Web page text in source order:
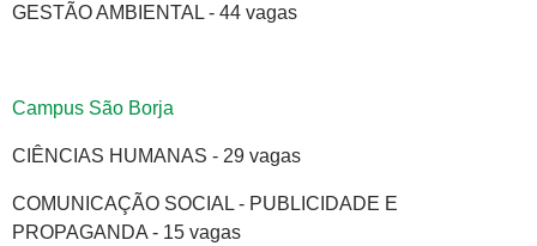
GESTÃO AMBIENTAL - 44 vagas
Campus São Borja
CIÊNCIAS HUMANAS - 29 vagas
COMUNICAÇÃO SOCIAL - PUBLICIDADE E
PROPAGANDA - 15 vagas